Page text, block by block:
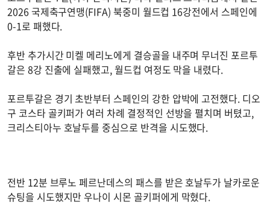
2026 국제축구연맹(FIFA) 북중미 월드컵 16강전에서 스페인에
0-1로 패했다.
후반 추가시간 미켈 메리노에게 결승골을 내주며 무너진 포르투
갈은 8강 진출에 실패했고, 월드컵 여정도 막을 내렸다.
포르투갈은 경기 초반부터 스페인의 강한 압박에 고전했다. 디오
구 코스타 골키퍼가 여러 차례 결정적인 선방을 펼치며 버텼고,
크리스티아누 호날두를 중심으로 반격을 시도했다.
전반 12분 브루노 페르난데스의 패스를 받은 호날두가 날카로운
슈팅을 시도했지만 우나이 시몬 골키퍼에게 막혔다.